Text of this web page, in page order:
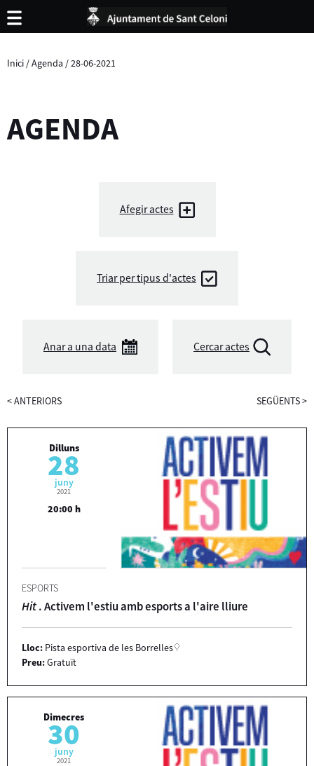
Inici /Agenda /28-06-2021
AGENDA
Afegir actes
Triar per tipus d'actes
Anar a una data Cercar actes
<ANTERIORS SEGÜENTS>
Dilluns
28
juny
2021
20:00 h
ESPORTS
Hit. Activem l'estiu amb esports a l'aire lliure
Lloc: Pista esportiva de les Borrelles
Preu:Gratuït
Dimecres
30
juny
2021